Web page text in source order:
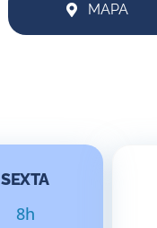
MAPA
SEXTA
8h